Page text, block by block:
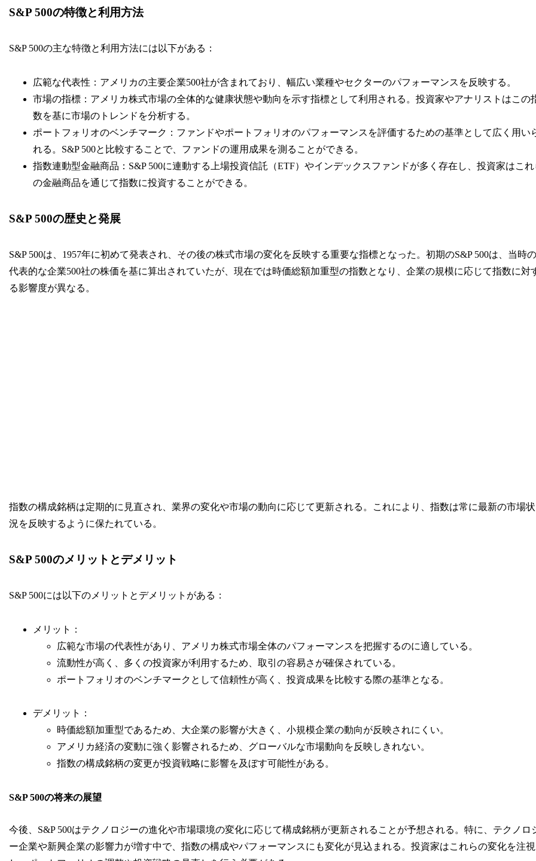
S&P 500の特徴と利用方法
S&P 500の主な特徴と利用方法には以下がある：
広範な代表性：アメリカの主要企業500社が含まれており、幅広い業種やセクターのパフォーマンスを反映する。
市場の指標：アメリカ株式市場の全体的な健康状態や動向を示す指標として利用される。投資家やアナリストはこの
数を基に市場のトレンドを分析する。
ポートフォリオのベンチマーク：ファンドやポートフォリオのパフォーマンスを評価するための基準として広く用い
れる。S&P 500と比較することで、ファンドの運用成果を測ることができる。
指数連動型金融商品：S&P 500に連動する上場投資信託（ETF）やインデックスファンドが多く存在し、投資家はこれ
の金融商品を通じて指数に投資することができる。
S&P 500の歴史と発展
S&P 500は、1957年に初めて発表され、その後の株式市場の変化を反映する重要な指標となった。初期のS&P 500は、当時の
代表的な企業500社の株価を基に算出されていたが、現在では時価総額加重型の指数となり、企業の規模に応じて指数に対
る影響度が異なる。
指数の構成銘柄は定期的に見直され、業界の変化や市場の動向に応じて更新される。これにより、指数は常に最新の市場状
況を反映するように保たれている。
S&P 500のメリットとデメリット
S&P 500には以下のメリットとデメリットがある：
メリット：
広範な市場の代表性があり、アメリカ株式市場全体のパフォーマンスを把握するのに適している。
流動性が高く、多くの投資家が利用するため、取引の容易さが確保されている。
ポートフォリオのベンチマークとして信頼性が高く、投資成果を比較する際の基準となる。
デメリット：
時価総額加重型であるため、大企業の影響が大きく、小規模企業の動向が反映されにくい。
アメリカ経済の変動に強く影響されるため、グローバルな市場動向を反映しきれない。
指数の構成銘柄の変更が投資戦略に影響を及ぼす可能性がある。
S&P 500の将来の展望
今後、S&P 500はテクノロジーの進化や市場環境の変化に応じて構成銘柄が更新されることが予想される。特に、テクノロ
ー企業や新興企業の影響力が増す中で、指数の構成やパフォーマンスにも変化が見込まれる。投資家はこれらの変化を注視